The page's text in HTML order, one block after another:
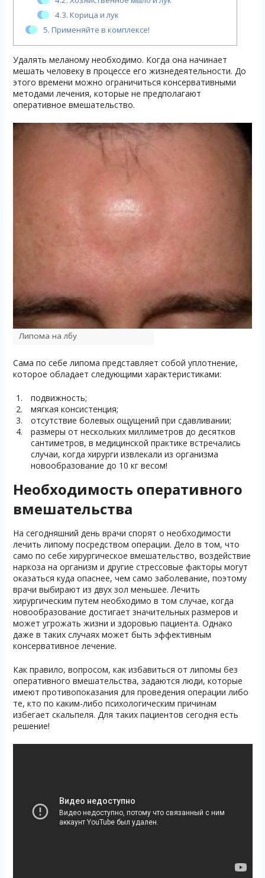
4.3. Корица и лук
5. Применяйте в комплексе!
Удалять меланому необходимо. Когда она начинает
мешать человеку в процессе его жизнедеятельности. До
этого времени можно ограничиться консервативными
методами лечения, которые не предполагают
оперативное вмешательство.
Липома на лбу
Сама по себе липома представляет собой уплотнение,
которое обладает следующими характеристиками:
подвижность;
мягкая консистенция;
отсутствие болевых ощущений при сдавливании;
размеры от нескольких миллиметров до десятков
сантиметров, в медицинской практике встречались
случаи, когда хирурги извлекали из организма
новообразование до 10 кг весом!
Необходимость оперативного
вмешательства
На сегодняшний день врачи спорят о необходимости
лечить липому посредством операции. Дело в том, что
само по себе хирургическое вмешательство, воздействие
наркоза на организм и другие стрессовые факторы могут
оказаться куда опаснее, чем само заболевание, поэтому
врачи выбирают из двух зол меньшее. Лечить
хирургическим путем необходимо в том случае, когда
новообразование достигает значительных размеров и
может угрожать жизни и здоровью пациента. Однако
даже в таких случаях может быть эффективным
консервативное лечение.
Как правило, вопросом, как избавиться от липомы без
оперативного вмешательства, задаются люди, которые
имеют противопоказания для проведения операции либо
те, кто по каким-либо психологическим причинам
избегает скальпеля. Для таких пациентов сегодня есть
решение!